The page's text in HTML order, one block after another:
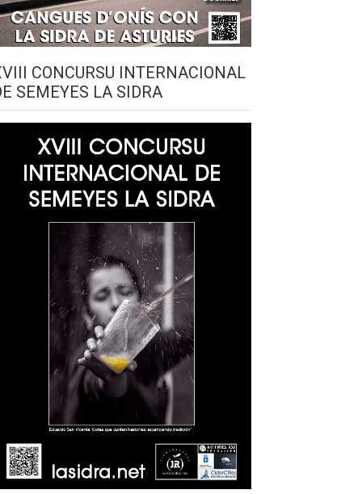
CONCURSU INTERNACIONAL
SEMEYES LA SIDRA